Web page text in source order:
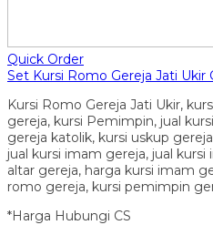
Quick Order
Set Kursi Romo Gereja Jati Ukir
Kursi Romo Gereja Jati Ukir,
gereja, kursi Pemimpin, jual
gereja katolik, kursi uskup
jual kursi imam gereja, jual
altar gereja, harga kursi imam
romo gereja, kursi pemimpin
*Harga Hubungi CS